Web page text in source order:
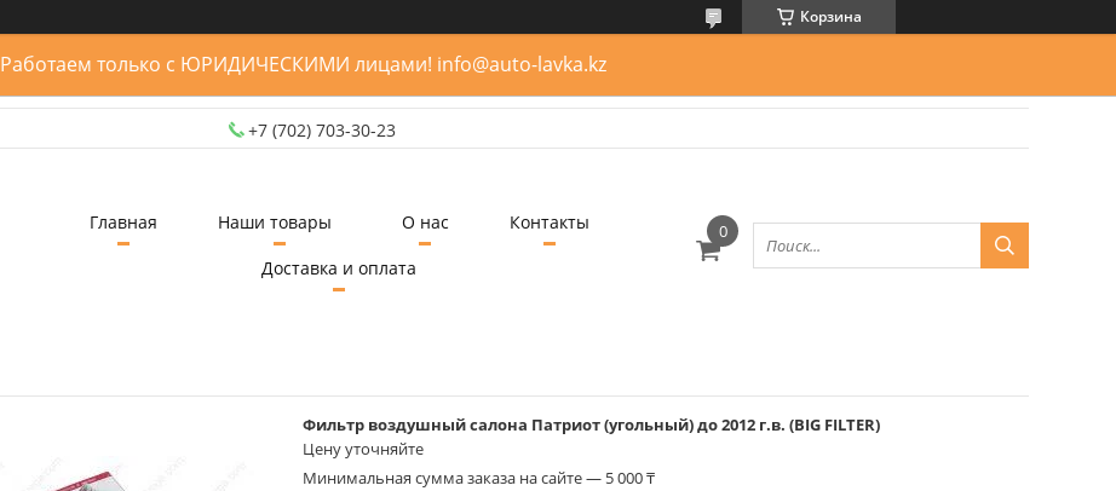
Корзина
Работаем только с ЮРИДИЧЕСКИМИ лицами! info@auto-lavka.kz
+7 (702) 703-30-23
Главная Наши товары О нас
Контакты
Доставка и оплата
Фильтр воздушный салона Патриот (угольный) до 2012 г.в. (BIG FILTЕR)
Цену уточняйте
Минимальная сумма заказа на сайте — 5 000 ₸